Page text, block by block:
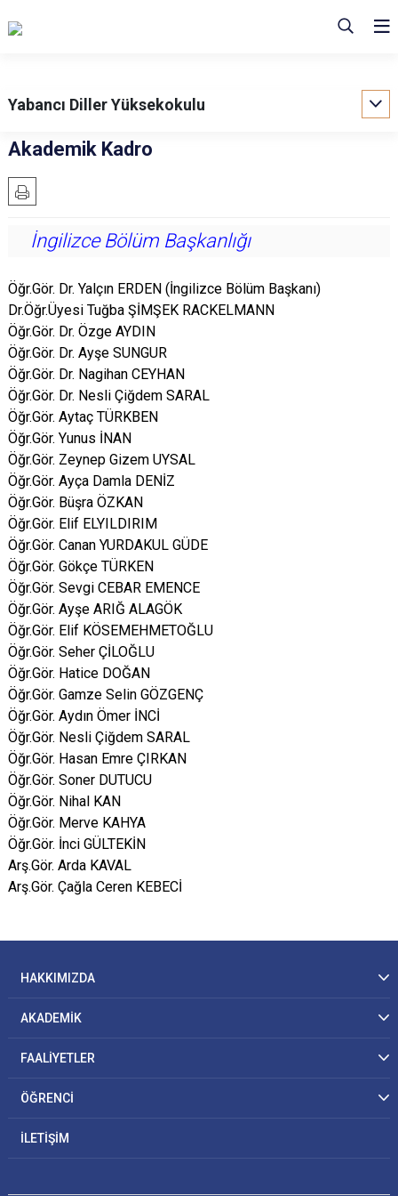
Yabancı Diller Yüksekokulu
Akademik Kadro
İngilizce Bölüm Başkanlığı
Öğr.Gör. Dr. Yalçın ERDEN (İngilizce Bölüm Başkanı)
Dr.Öğr.Üyesi Tuğba ŞİMŞEK RACKELMANN
Öğr.Gör. Dr. Özge AYDIN
Öğr.Gör. Dr. Ayşe SUNGUR
Öğr.Gör. Dr. Nagihan CEYHAN
Öğr.Gör. Dr. Nesli Çiğdem SARAL
Öğr.Gör. Aytaç TÜRKBEN
Öğr.Gör. Yunus İNAN
Öğr.Gör. Zeynep Gizem UYSAL
Öğr.Gör. Ayça Damla DENİZ
Öğr.Gör. Büşra ÖZKAN
Öğr.Gör. Elif ELYILDIRIM
Öğr.Gör. Canan YURDAKUL GÜDE
Öğr.Gör. Gökçe TÜRKEN
Öğr.Gör. Sevgi CEBAR EMENCE
Öğr.Gör. Ayşe ARIĞ ALAGÖK
Öğr.Gör. Elif KÖSEMEHMETOĞLU
Öğr.Gör. Seher ÇİLOĞLU
Öğr.Gör. Hatice DOĞAN
Öğr.Gör. Gamze Selin GÖZGENÇ
Öğr.Gör. Aydın Ömer İNCİ
Öğr.Gör. Nesli Çiğdem SARAL
Öğr.Gör. Hasan Emre ÇIRKAN
Öğr.Gör. Soner DUTUCU
Öğr.Gör. Nihal KAN
Öğr.Gör. Merve KAHYA
Öğr.Gör. İnci GÜLTEKİN
Arş.Gör. Arda KAVAL
Arş.Gör. Çağla Ceren KEBECİ
HAKKIMIZDA
AKADEMİK
FAALİYETLER
ÖĞRENCİ
İLETİŞİM